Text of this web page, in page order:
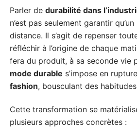
Parler de durabilité dans
n’est pas seulement garantir
distance. Il s’agit de repenser
réfléchir à l’origine de chaque
fera du produit, à sa seconde vie
mode durable s’impose en
fashion, bousculant des
Cette transformation se
plusieurs approches concrètes :